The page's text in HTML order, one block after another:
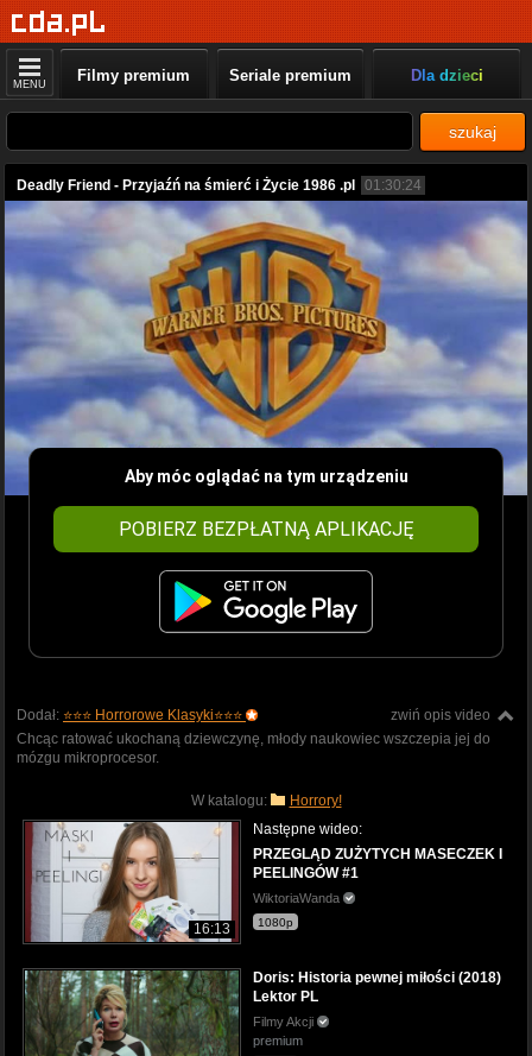
MENU Filmy premium Seriale premium Dla dzieci
szukaj
Deadly Friend - Przyjaźń na śmierć i Życie 1986 .pl 01:30:24
Aby móc oglądać na tym urządzeniu
POBIERZ BEZPŁATNĄ APLIKACJĘ
zwiń opis video
Dodał: ⭐⭐⭐ Horrorowe Klasyki⭐⭐⭐
Chcąc ratować ukochaną dziewczynę, młody naukowiec wszczepia jej do
mózgu mikroprocesor.
W katalogu: Horrory!
16:13
Następne wideo:
PRZEGLĄD ZUŻYTYCH MASECZEK I
PEELINGÓW #1
WiktoriaWanda
1080p
Doris: Historia pewnej miłości (2018)
Lektor PL
Filmy Akcji
premium